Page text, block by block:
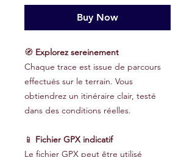
Buy Now
🧭 Explorez sereinement
Chaque trace est issue de parcours
effectués sur le terrain. Vous
obtiendrez un itinéraire clair, testé
dans des conditions réelles.
📱 Fichier GPX indicatif
Le fichier GPX peut être utilisé